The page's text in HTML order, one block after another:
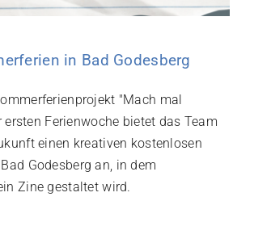
in Bad Godesberg
"Mach mal
ersten Ferienwoche bietet das Team
einen kreativen kostenlosen
Godesberg an, in dem
Zine gestaltet wird.